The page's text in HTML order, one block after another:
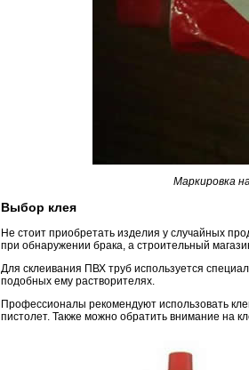
Маркировка
Выбор клея
Не стоит приобретать изделия у случайных
при обнаружении брака, а строительный
Для склеивания ПВХ труб используется
подобных ему растворителях.
Профессионалы рекомендуют использовать
пистолет. Также можно обратить внимание на